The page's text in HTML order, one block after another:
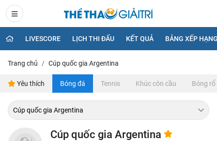
LIVESCORE LỊCH THI ĐẤU KẾT QUẢ BẢNG XẾP
Trang chủ Cúp quốc gia Argentina
Yêu thích Bóng đá Tennis Khúc côn cầu Bóng rổ
Cúp quốc gia Argentina